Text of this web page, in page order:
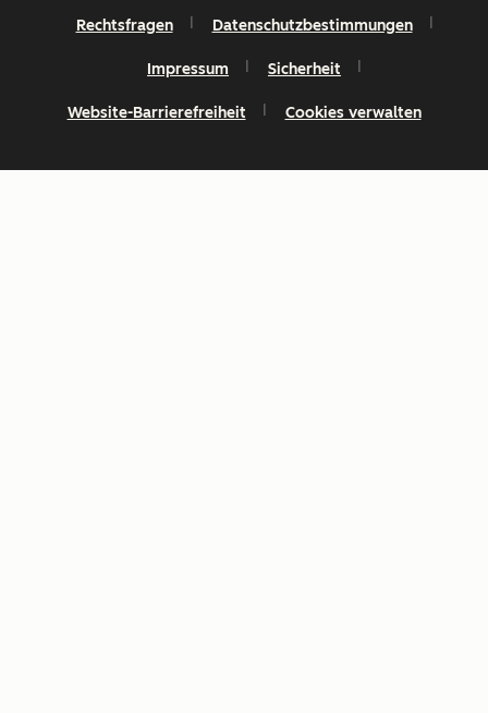
Rechtsfragen Datenschutzbestimmungen
Impressum Sicherheit
Website-Barrierefreiheit Cookies verwalten